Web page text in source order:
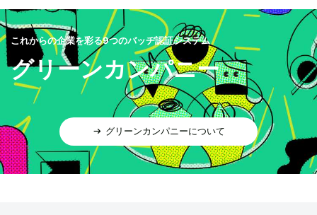
これからの企業を彩る9つのバッヂ認証システム
グリーンカンパニー
グリーンカンパニーについて